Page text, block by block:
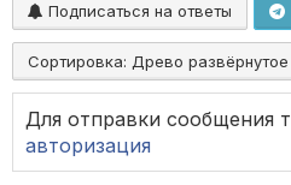
Подписаться на ответы
Сортировка: Древо развёрнутое
Для отправки сообщения
авторизация